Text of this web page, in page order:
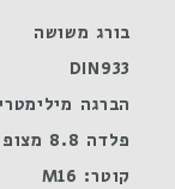
בורג משושה
DIN933
הברגה
פלדה 8.8 מצופה
קוטר: M16